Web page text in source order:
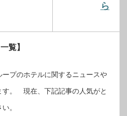
ら
覧】
プのホテルに関するニュースや
す。 現在、下記記事の人気がと
。